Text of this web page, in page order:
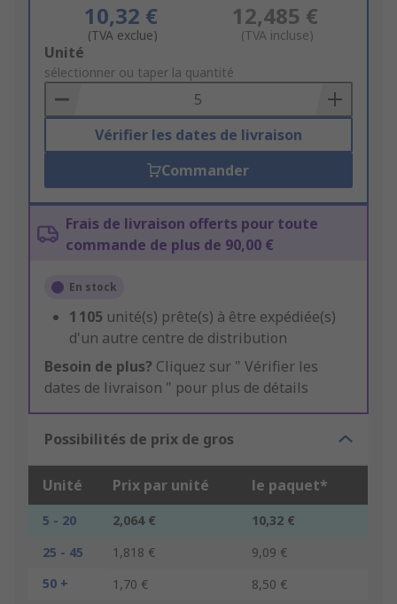
10,32 €
(TVA exclue)
12,485 €
(TVA incluse)
Add
to
Basket
Unité
sélectionner ou taper la quantité
Vérifier les dates de livraison
Commander
Frais de livraison offerts pour toute
commande de plus de 90,00 €
En stock
1 105 unité(s) prête(s) à être expédiée(s)
d'un autre centre de distribution
Besoin de plus? Cliquez sur " Vérifier les
dates de livraison " pour plus de détails
Possibilités de prix de gros
Unité Prix par unité le paquet*
5 - 20 2,064 €
10,32 €
25 - 45
1,818 €
9,09 €
50 +
1,70 € 8,50 €